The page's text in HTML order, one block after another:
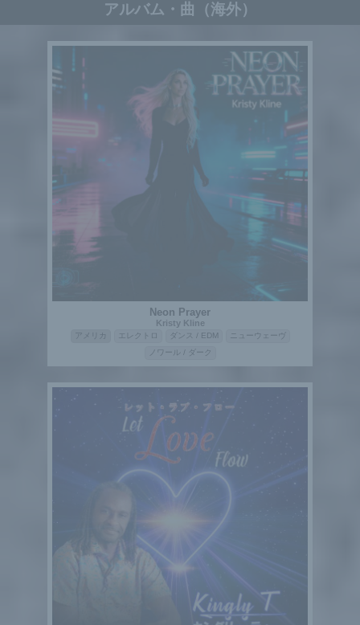
アルバム・曲（海外）
Neon Prayer
Kristy Kline
アメリカ エレクトロ ダンス / EDM
ニューウェーヴ
ノワール / ダーク